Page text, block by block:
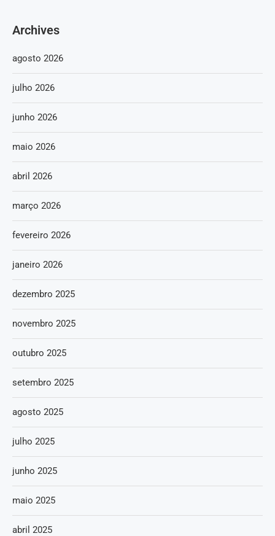
Archives
agosto 2026
julho 2026
junho 2026
maio 2026
abril 2026
março 2026
fevereiro 2026
janeiro 2026
dezembro 2025
novembro 2025
outubro 2025
setembro 2025
agosto 2025
julho 2025
junho 2025
maio 2025
abril 2025